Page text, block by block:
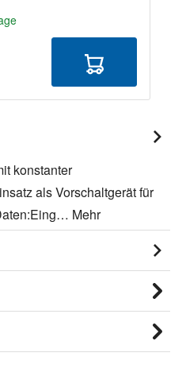
konstanter
als Vorschaltgerät für
Mehr